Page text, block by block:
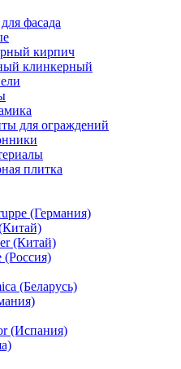
фасада
кирпич
клинкерный
для ограждений
плитка
(Германия)
(Китай)
(Россия)
(Беларусь)
(Испания)